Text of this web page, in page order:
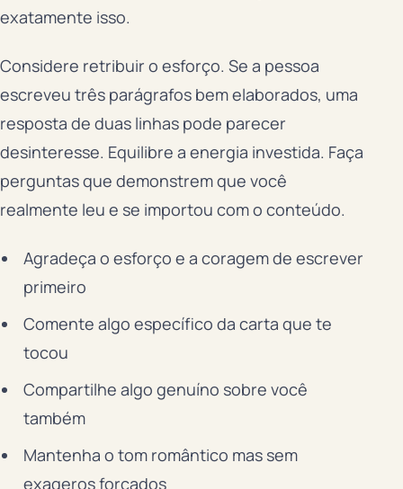
exatamente isso.
Considere retribuir o esforço. Se a pessoa
escreveu três parágrafos bem elaborados, uma
resposta de duas linhas pode parecer
desinteresse. Equilibre a energia investida. Faça
perguntas que demonstrem que você
realmente leu e se importou com o conteúdo.
Agradeça o esforço e a coragem de escrever
primeiro
Comente algo específico da carta que te
tocou
Compartilhe algo genuíno sobre você
também
Mantenha o tom romântico mas sem
exageros forçados